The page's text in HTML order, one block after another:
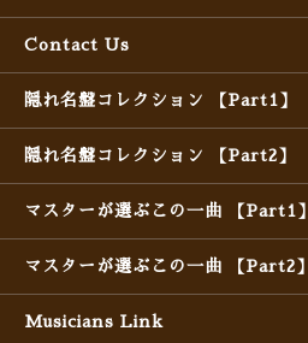
Contact Us
隠れ名盤コレクション 【Part1】
隠れ名盤コレクション 【Part2】
マスターが選ぶこの一曲 【Part1】
マスターが選ぶこの一曲 【Part2】
Musicians Link